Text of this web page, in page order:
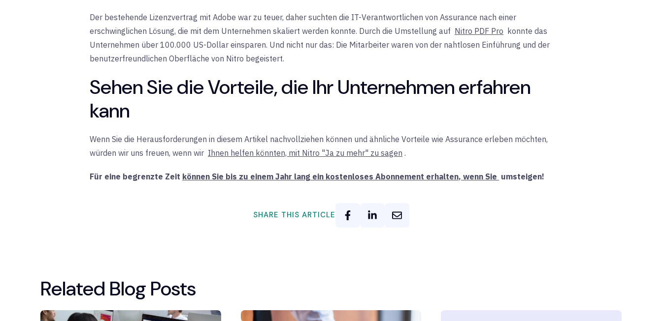
Der bestehende Lizenzvertrag mit Adobe war zu teuer, daher suchten die IT-Verantwortlichen von Assurance nach einer
erschwinglichen Lösung, die mit dem Unternehmen skaliert werden konnte. Durch die Umstellung auf Nitro PDF Pro konnte das
Unternehmen über 100.000 US-Dollar einsparen. Und nicht nur das: Die Mitarbeiter waren von der nahtlosen Einführung und der
benutzerfreundlichen Oberfläche von Nitro begeistert.
Sehen Sie die Vorteile, die Ihr Unternehmen erfahren
kann
Wenn Sie die Herausforderungen in diesem Artikel nachvollziehen können und ähnliche Vorteile wie Assurance erleben möchten,
würden wir uns freuen, wenn wir Ihnen helfen könnten, mit Nitro "Ja zu mehr" zu sagen .
Für eine begrenzte Zeit können Sie bis zu einem Jahr lang ein kostenloses Abonnement erhalten, wenn Sie umsteigen!
SHARE THIS ARTICLE
Related Blog Posts